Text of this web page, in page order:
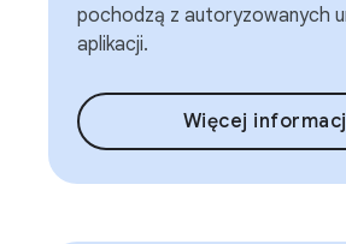
pochodzą z autoryzowanych
aplikacji.
Więcej